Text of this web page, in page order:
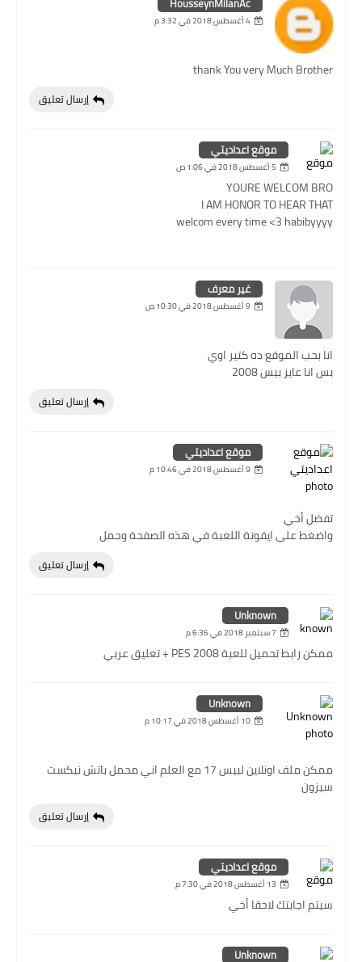
4 أغسطس 2018 في 3:32 م
thank You very Much Brother
إرسال تعليق
موقع اعداديتي
5 أغسطس 2018 في 1:06 ص
YOURE WELCOM BRO
I AM HONOR TO HEAR THAT
welcom every time <3 habibyyyy
غير معرف
9 أغسطس 2018 في 10:30 ص
انا بحب الموقع ده كتير اوي
بس انا عايز بيس 2008
إرسال تعليق
موقع اعداديتي
9 أغسطس 2018 في 10:46 م
تفضل أخي
واضغط على ايقونة اللعبة في هذه الصفحة وحمل
إرسال تعليق
Unknown
7 سبتمبر 2018 في 6:36 م
ممكن رابط تحميل للعبة PES 2008 + تعليق عربي
Unknown
10 أغسطس 2018 في 10:17 م
ممكن ملف اونلاين لبيس 17 مع العلم اني محمل باتش نيكست
سيزون
إرسال تعليق
موقع اعداديتي
13 أغسطس 2018 في 7:30 م
سيتم اجابتك لاحقا أخي
Unknown